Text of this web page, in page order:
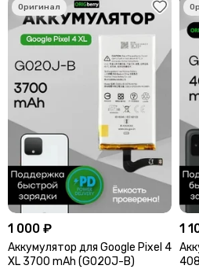
1 000 ₽
Аккумулятор для Google Pixel 4
XL 3700 mAh (G020J-B)
1